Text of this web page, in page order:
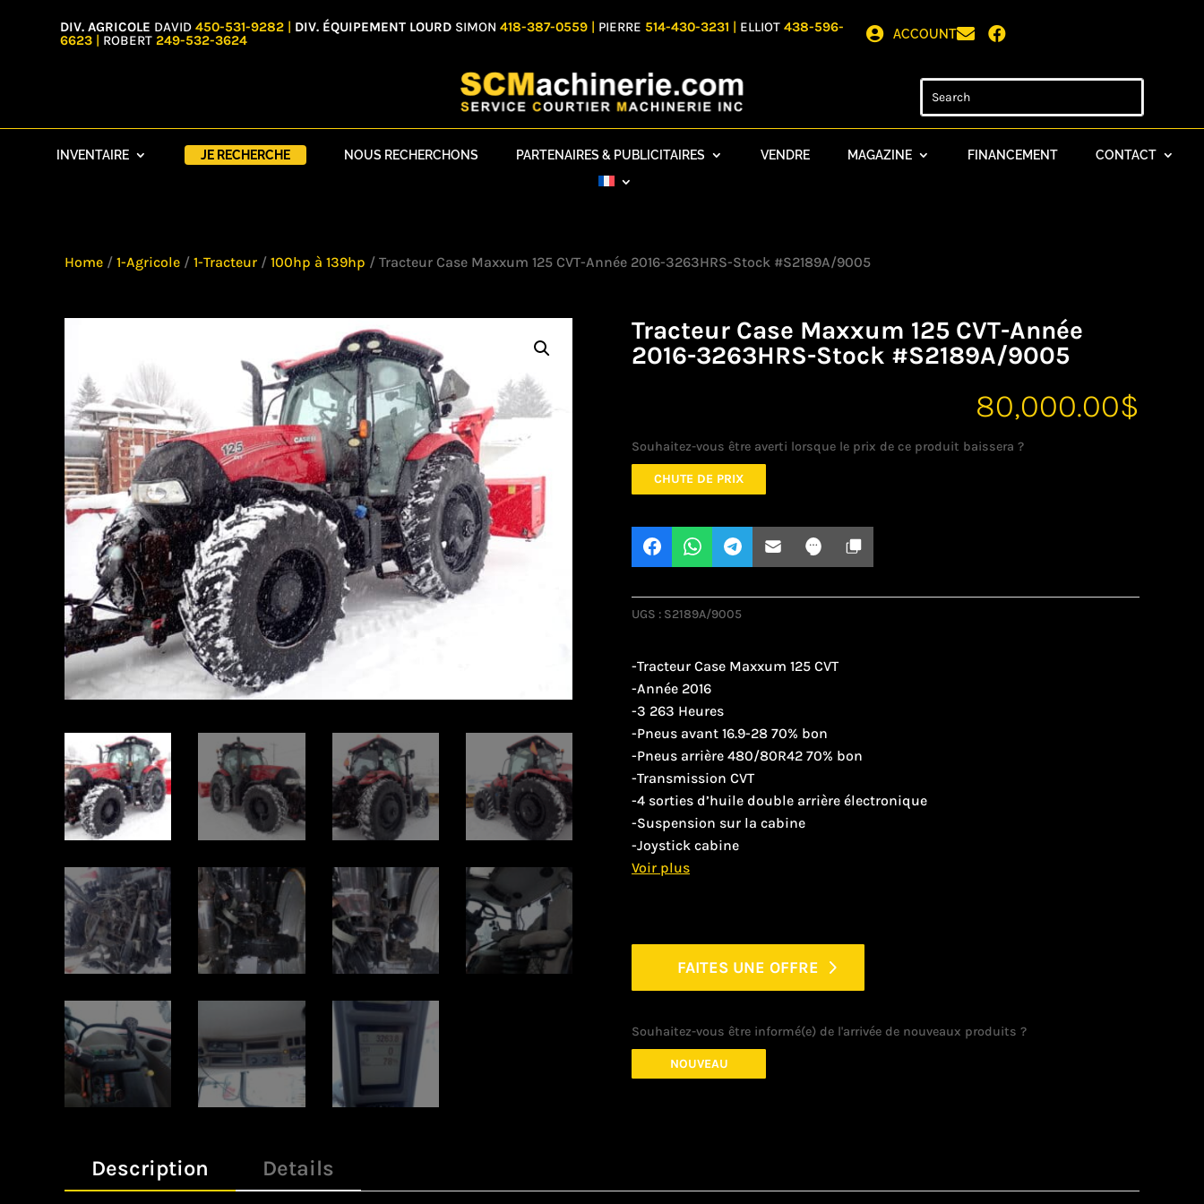
DIV. AGRICOLE DAVID 450-531-9282 DIV. ÉQUIPEMENT LOURD SIMON 418-387-0559 PIERRE 514-430-3231 ELLIOT 438-596-
6623
ROBERT 249-532-3624  ACCOUNT 
INVENTAIRE JE RECHERCHE NOUS RECHERCHONS PARTENAIRES & PUBLICITAIRES VENDRE MAGAZINE FINANCEMENT CONTACT
Home / 1-Agricole / 1-Tracteur / 100hp à 139hp / Tracteur Case Maxxum 125 CVT-Année 2016-3263HRS-Stock #S2189A/9005
Tracteur Case Maxxum 125 CVT-Année
2016-3263HRS-Stock #S2189A/9005
80,000.00$
Souhaitez-vous être averti lorsque le prix de ce produit baissera ?
CHUTE DE PRIX
UGS : S2189A/9005
-Tracteur Case Maxxum 125 CVT
-Année 2016
-3 263 Heures
-Pneus avant 16.9-28 70% bon
-Pneus arrière 480/80R42 70% bon
-Transmission CVT
-4 sorties d’huile double arrière électronique
-Suspension sur la cabine
-Joystick cabine
FAITES UNE OFFRE
Souhaitez-vous être informé(e) de l'arrivée de nouveaux produits ?
NOUVEAU
Description Details